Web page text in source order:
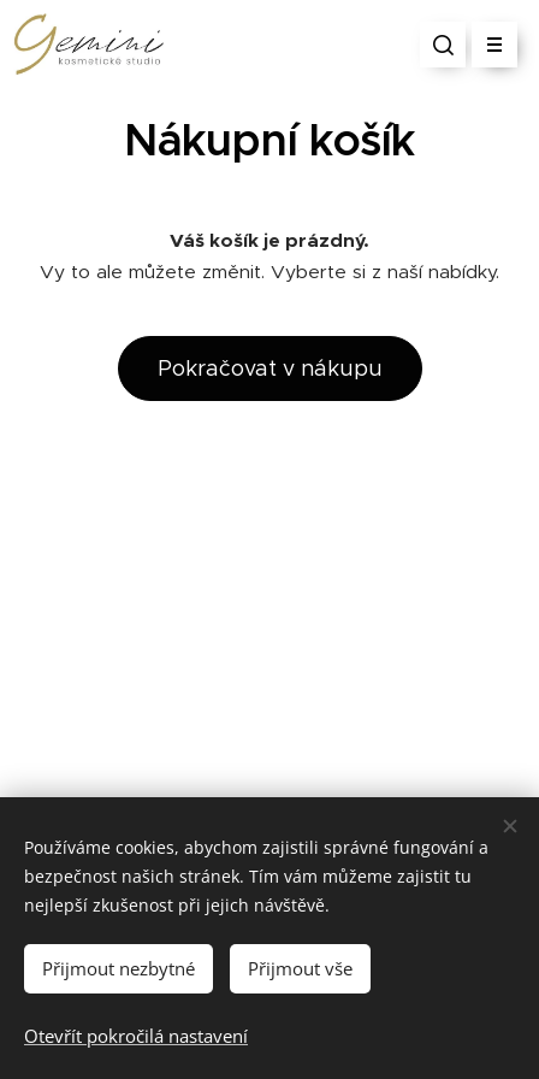
Nákupní košík
Váš košík je prázdný.
Vy to ale můžete změnit. Vyberte si z naší nabídky.
Pokračovat v nákupu
© 2026 studio Gemini, Zámecká 47, 47001 Česká Lípa
Pravidla ochrany soukromí
Obchodní podmínky
Pravidla salonu
Cookies
Používáme cookies, abychom zajistili správné fungování a
bezpečnost našich stránek. Tím vám můžeme zajistit tu
nejlepší zkušenost při jejich návštěvě.
Přijmout nezbytné Přijmout vše
Otevřít pokročilá nastavení